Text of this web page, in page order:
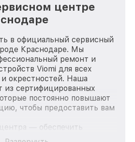
центре
в официальный сервисный
Краснодаре. Мы
ремонт и
Viomi для всех
окрестностей. Наша
из сертифицированных
постоянно повышают
чтобы предоставить вам
— обеспечить
ремонт для